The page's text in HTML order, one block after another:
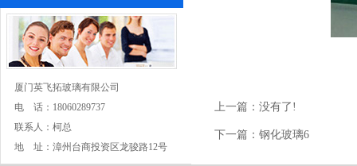
厦门英飞拓玻璃有限公司
电 话： 18060289737
联系人：柯总
地 址：漳州台商投资区龙骏路12号
上一篇：没有了!
下一篇： 钢化玻璃6